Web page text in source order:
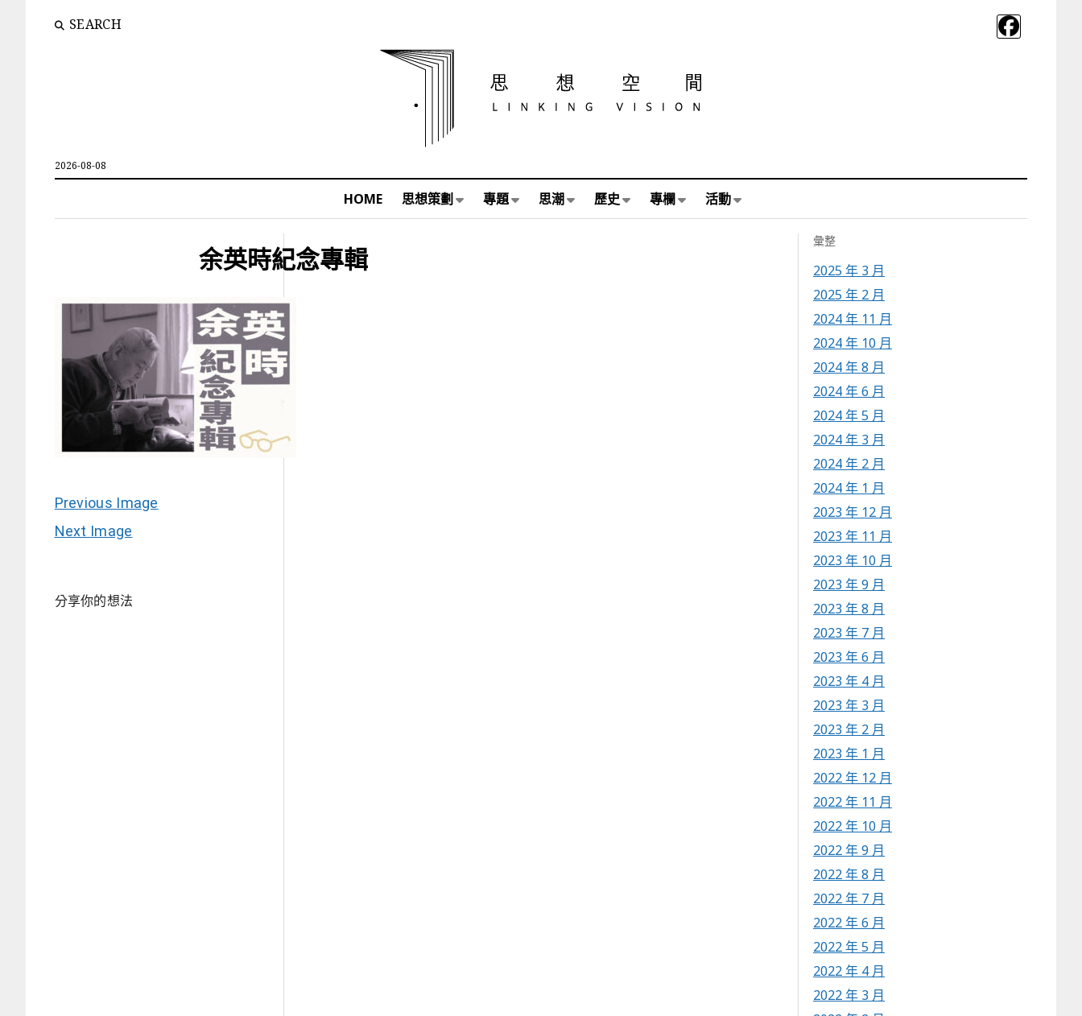
SEARCH
2026-08-08
HOME 思想策劃 專題 思潮 歷史 專欄 活動
余英時紀念專輯
Previous Image
Next Image
分享你的想法
彙整
2025 年 3 月
2025 年 2 月
2024 年 11 月
2024 年 10 月
2024 年 8 月
2024 年 6 月
2024 年 5 月
2024 年 3 月
2024 年 2 月
2024 年 1 月
2023 年 12 月
2023 年 11 月
2023 年 10 月
2023 年 9 月
2023 年 8 月
2023 年 7 月
2023 年 6 月
2023 年 4 月
2023 年 3 月
2023 年 2 月
2023 年 1 月
2022 年 12 月
2022 年 11 月
2022 年 10 月
2022 年 9 月
2022 年 8 月
2022 年 7 月
2022 年 6 月
2022 年 5 月
2022 年 4 月
2022 年 3 月